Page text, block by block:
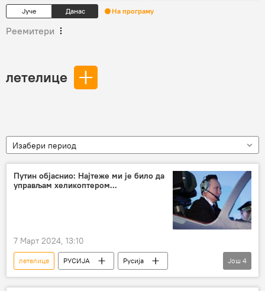
Јуче Данас На програму
Реемитери
летелице
Изабери период
Путин објаснио: Најтеже ми је било да
управљам хеликоптером...
7 Март 2024, 13:10
летелице РУСИЈА
Русија
Владимир Путин
хеликоптер
Још 4